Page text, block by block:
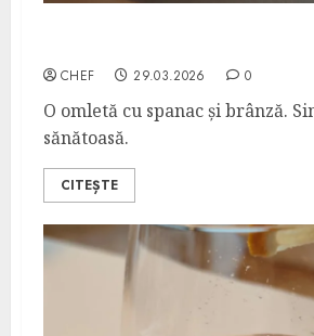
CHEF 29.03.2026 0
O omletă cu spanac și brânză.
sănătoasă.
CITEȘTE